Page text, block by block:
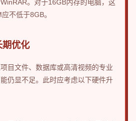
。对于16GB内存的电脑，这
不低于8GB。
期优化
目文件、数据库或高清视频的专业
仍显不足。此时应考虑以下硬件升